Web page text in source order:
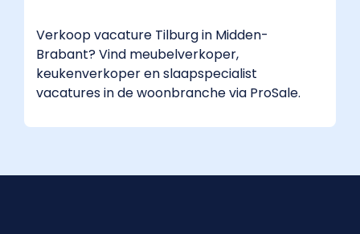
Verkoop vacature Tilburg in Midden-
Brabant? Vind meubelverkoper,
keukenverkoper en slaapspecialist
vacatures in de woonbranche via ProSale.